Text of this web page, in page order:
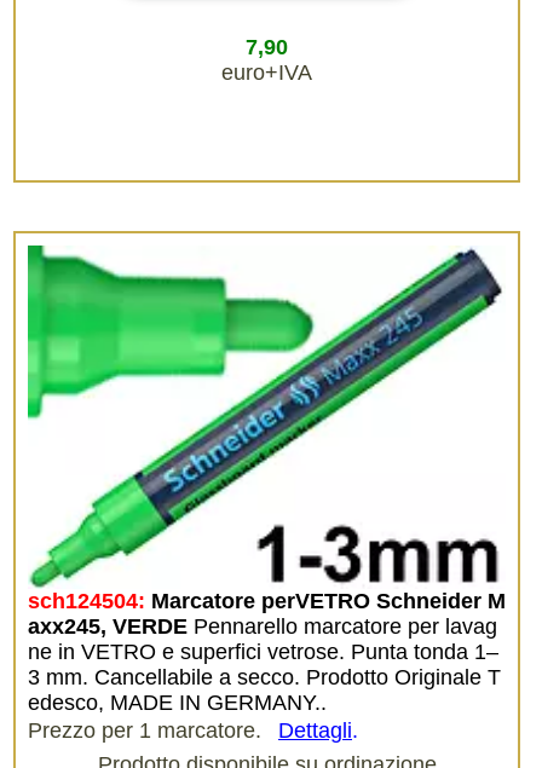
7,90
euro+IVA
sch124504: Marcatore perVETRO Schneider M
axx245, VERDE Pennarello marcatore per lavag
ne in VETRO e superfici vetrose. Punta tonda 1–
3 mm. Cancellabile a secco. Prodotto Originale T
edesco, MADE IN GERMANY..
Prezzo per 1 marcatore.
Dettagli.